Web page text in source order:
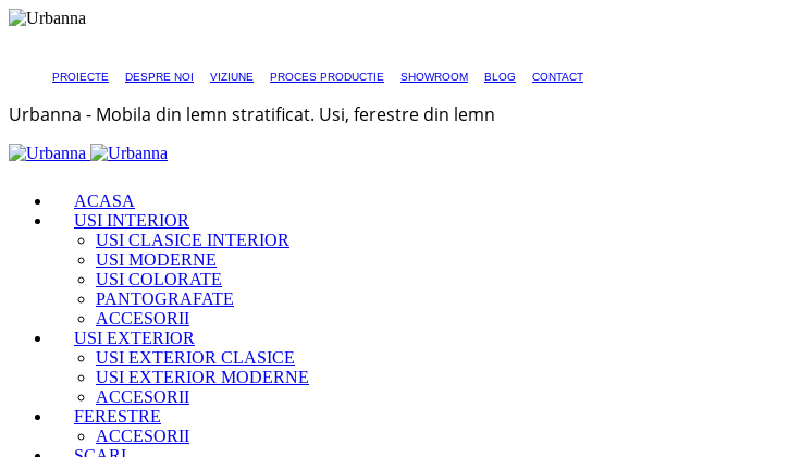
PROIECTE DESPRE NOI VIZIUNE PROCES PRODUCTIE SHOWROOM BLOG CONTACT
Urbanna - Mobila din lemn stratificat. Usi, ferestre din lemn
ACASA
USI INTERIOR
USI CLASICE INTERIOR
USI MODERNE
USI COLORATE
PANTOGRAFATE
ACCESORII
USI EXTERIOR
USI EXTERIOR CLASICE
USI EXTERIOR MODERNE
ACCESORII
FERESTRE
ACCESORII